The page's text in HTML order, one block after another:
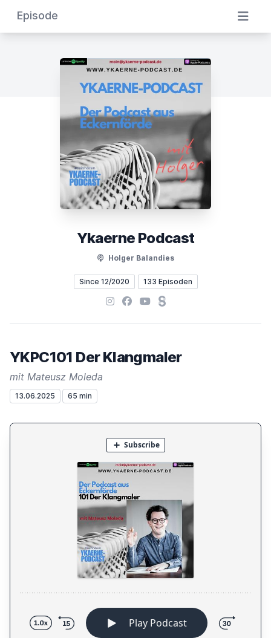
Episode
Ykaerne Podcast
Holger Balandies
Since 12/2020 133 Episoden
Instagram
Facebook
YouTubeSteady
YKPC101 Der Klangmaler
mit Mateusz Moleda
13.06.2025 65 min